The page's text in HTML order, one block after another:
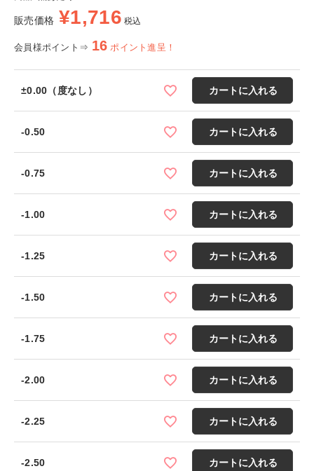
販売価格 ¥1,716 税込
会員様ポイント⇒ 16 ポイント進呈！
±0.00（度なし） カートに入れる
-0.50 カートに入れる
-0.75 カートに入れる
-1.00 カートに入れる
-1.25 カートに入れる
-1.50 カートに入れる
-1.75 カートに入れる
-2.00 カートに入れる
-2.25 カートに入れる
-2.50 カートに入れる